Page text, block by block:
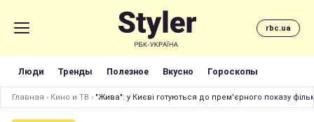
rbc.ua
Люди Тренды Полезное Вкусно Гороскопы
Главная › Кино и ТВ › "Жива": у Києві готуються до прем'єрного показу